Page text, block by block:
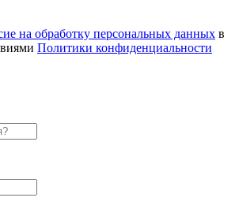
на обработку персональных данных в
Политики конфиденциальности